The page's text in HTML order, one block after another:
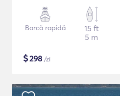
Barcă rapidă
15 ft
5 m
$298 /zi